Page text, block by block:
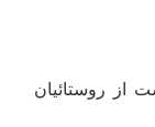
از روستائیان